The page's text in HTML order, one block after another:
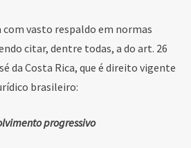
vasto respaldo em normas
citar, dentre todas, a do art. 26
da Costa Rica, que é direito vigente
brasileiro:
progressivo